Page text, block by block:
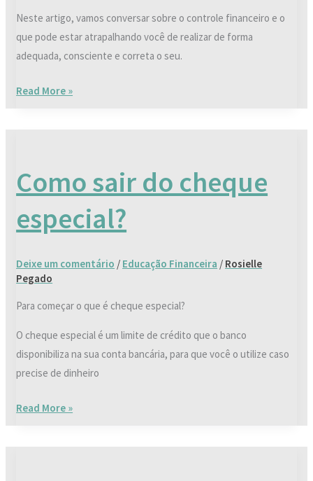
Neste artigo, vamos conversar sobre o controle financeiro e o
que pode estar atrapalhando você de realizar de forma
adequada, consciente e correta o seu.
Read More »
Como sair do cheque
especial?
Deixe um comentário / Educação Financeira / Rosielle
Pegado
Para começar o que é cheque especial?
O cheque especial é um limite de crédito que o banco
disponibiliza na sua conta bancária, para que você o utilize caso
precise de dinheiro
do
cheque
especial?
Read More »